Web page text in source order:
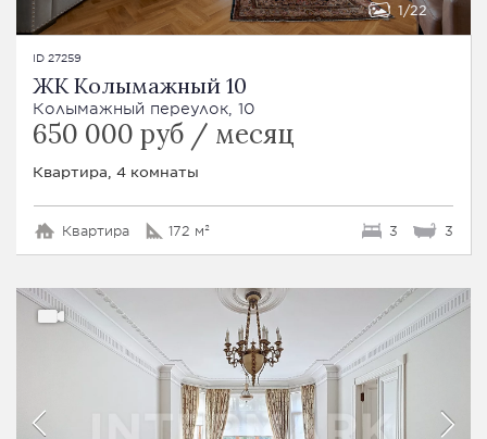
1 22
ID 27259
ЖК Колымажный 10
Колымажный переулок, 10
650 000 руб / месяц
Квартира, 4 комнаты
Квартира 172 м² 3 3